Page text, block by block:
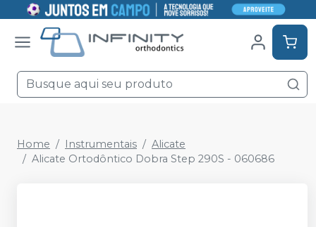
Home Instrumentais
Alicate
Alicate Ortodôntico Dobra Step 290S - 060686